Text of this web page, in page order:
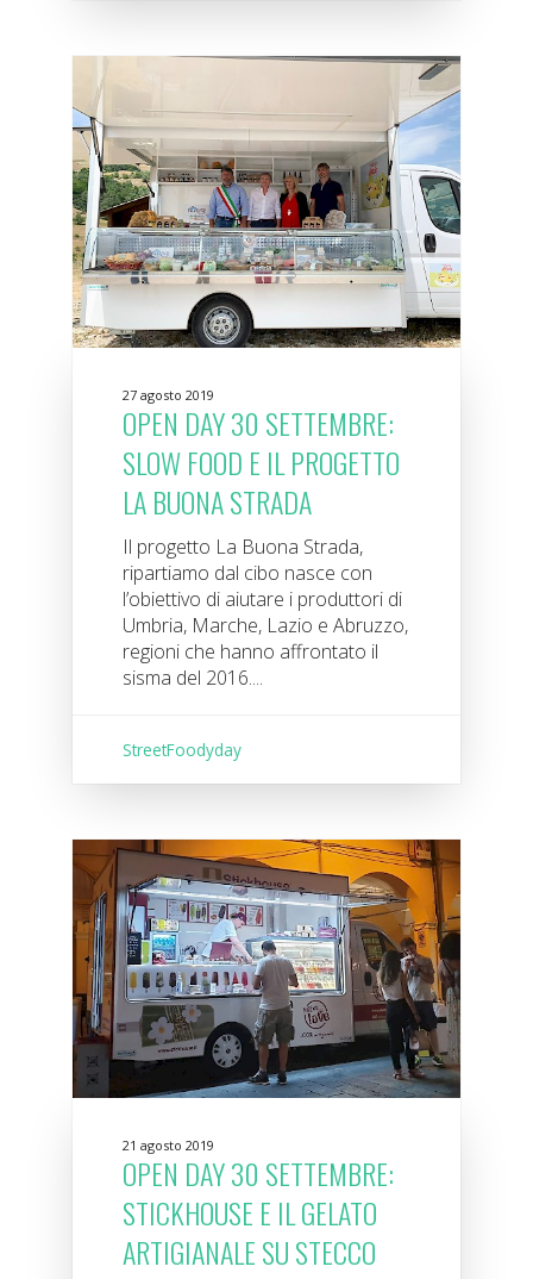
27 agosto 2019
OPEN DAY 30 SETTEMBRE:
SLOW FOOD E IL PROGETTO
LA BUONA STRADA
Il progetto La Buona Strada,
ripartiamo dal cibo nasce con
l’obiettivo di aiutare i produttori di
Umbria, Marche, Lazio e Abruzzo,
regioni che hanno affrontato il
sisma del 2016....
StreetFoodyday
21 agosto 2019
OPEN DAY 30 SETTEMBRE:
STICKHOUSE E IL GELATO
ARTIGIANALE SU STECCO